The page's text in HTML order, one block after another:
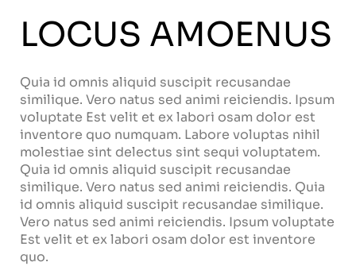
LOCUS AMOENUS
Quia id omnis aliquid suscipit recusandae
similique. Vero natus sed animi reiciendis. Ipsum
voluptate Est velit et ex labori osam dolor est
inventore quo numquam. Labore voluptas nihil
molestiae sint delectus sint sequi voluptatem.
Quia id omnis aliquid suscipit recusandae
similique. Vero natus sed animi reiciendis. Quia
id omnis aliquid suscipit recusandae similique.
Vero natus sed animi reiciendis. Ipsum voluptate
Est velit et ex labori osam dolor est inventore
quo.